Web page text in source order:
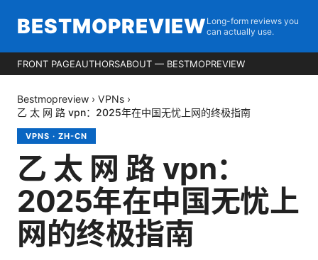
BESTMOPREVIEW Long-form reviews you
can actually use.
FRONT PAGEAUTHORSABOUT — BESTMOPREVIEW
Bestmopreview › VPNs ›
乙 太 网 路 vpn：2025年在中国无忧上网的终极指南
VPNS · ZH-CN
乙 太 网 路 vpn：
2025年在中国无忧上
网的终极指南